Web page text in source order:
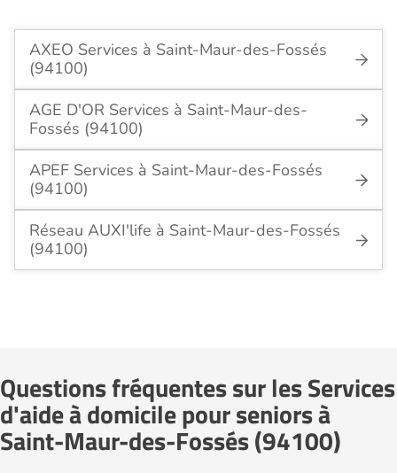
AXEO Services à Saint-Maur-des-Fossés
(94100)
AGE D'OR Services à Saint-Maur-des-
Fossés (94100)
APEF Services à Saint-Maur-des-Fossés
(94100)
Réseau AUXI'life à Saint-Maur-des-Fossés
(94100)
Questions fréquentes sur les Services
d'aide à domicile pour seniors à
Saint-Maur-des-Fossés (94100)